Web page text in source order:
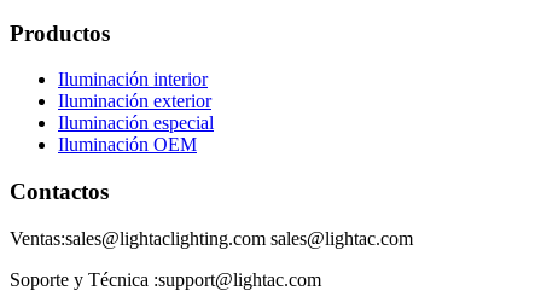
Productos
Iluminación interior
Iluminación exterior
Iluminación especial
Iluminación OEM
Contactos
Ventas:sales@lightaclighting.com sales@lightac.com
Soporte y Técnica :support@lightac.com